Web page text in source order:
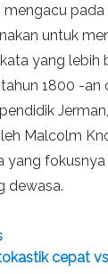
mengacu
untuk
yang lebih
1800 -an
Malcolm
yang
dewasa.
cepat